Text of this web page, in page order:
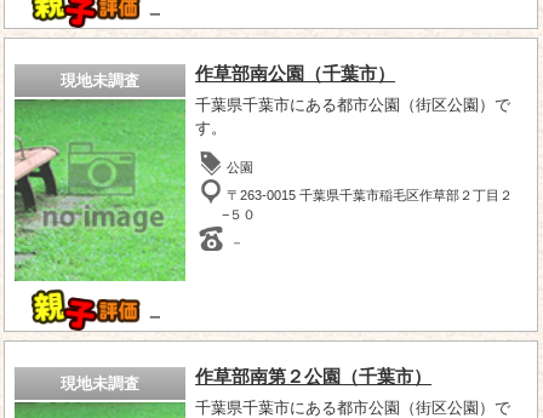
－
現地未調査
－
作草部南公園（千葉市）
千葉県千葉市にある都市公園（街区公園）で
す。
公園
〒263-0015 千葉県千葉市稲毛区作草部２丁目２
−５０
－
現地未調査 作草部南第２公園（千葉市）
千葉県千葉市にある都市公園（街区公園）で